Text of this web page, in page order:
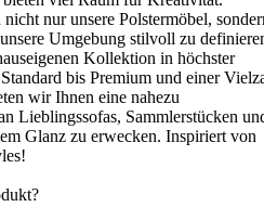
nur unsere Polstermöbel,
Umgebung stilvoll zu
Kollektion in höchster
bis Premium und einer
wir Ihnen eine nahezu
Lieblingssofas, Sammlerstücken
Glanz zu erwecken. Inspiriert von